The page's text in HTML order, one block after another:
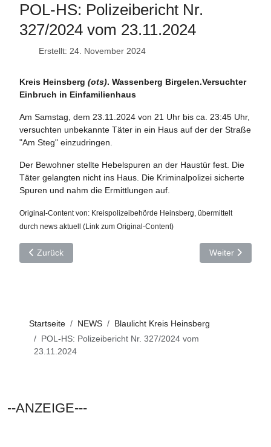
POL-HS: Polizeibericht Nr.
327/2024 vom 23.11.2024
Erstellt: 24. November 2024
Kreis Heinsberg (ots). Wassenberg Birgelen.Versuchter
Einbruch in Einfamilienhaus
Am Samstag, dem 23.11.2024 von 21 Uhr bis ca. 23:45 Uhr,
versuchten unbekannte Täter in ein Haus auf der der Straße
"Am Steg" einzudringen.
Der Bewohner stellte Hebelspuren an der Haustür fest. Die
Täter gelangten nicht ins Haus. Die Kriminalpolizei sicherte
Spuren und nahm die Ermittlungen auf.
Original-Content von: Kreispolizeibehörde Heinsberg, übermittelt
durch news aktuell (Link zum Original-Content)
Vorheriger Beitrag: POL-HS: Waschboxautomat aufgebrochen
Zurück Nächster
Weiter
Startseite NEWS
Blaulicht Kreis Heinsberg
POL-HS: Polizeibericht Nr. 327/2024 vom
23.11.2024
--ANZEIGE---